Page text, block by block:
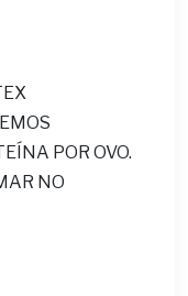
POR OVO.
NO